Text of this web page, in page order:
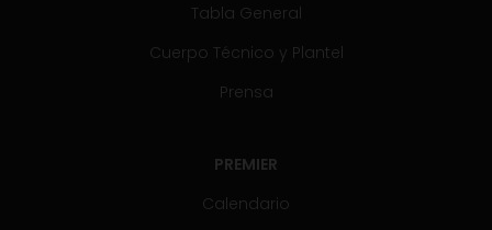
Tabla General
Cuerpo Técnico y Plantel
Prensa
PREMIER
Calendario